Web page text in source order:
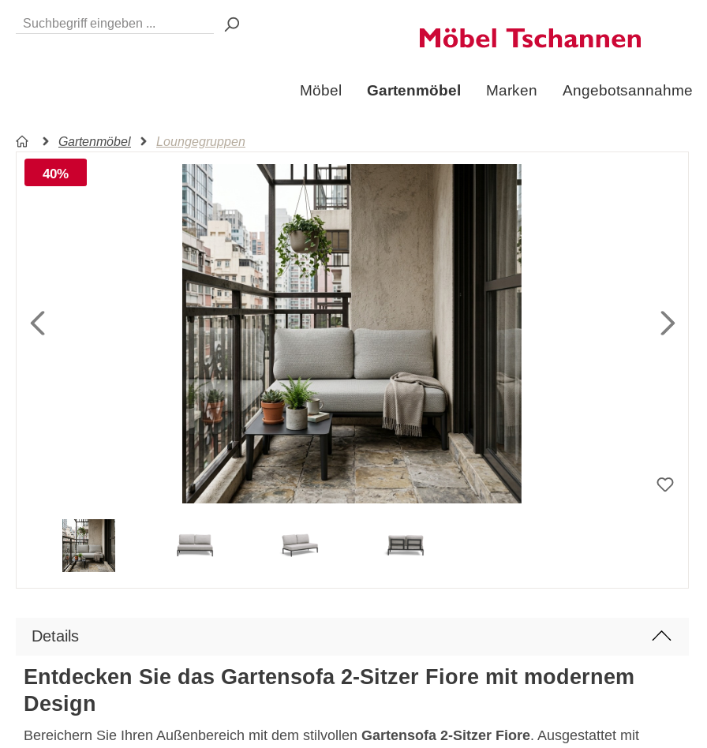
Möbel Gartenmöbel Marken Angebotsannahme
Gartenmöbel Loungegruppen
40%
Details
Entdecken Sie das Gartensofa 2-Sitzer Fiore mit modernem
Design
Bereichern Sie Ihren Außenbereich mit dem stilvollen Gartensofa 2-Sitzer Fiore. Ausgestattet mit